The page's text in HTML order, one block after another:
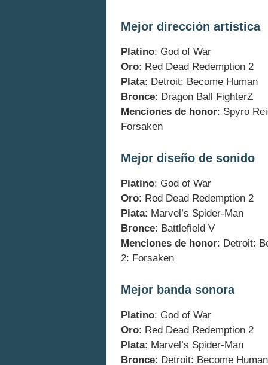
Mejor dirección artística
Platino: God of War
Oro: Red Dead Redemption 2
Plata: Detroit: Become Human
Bronce: Dragon Ball FighterZ
Menciones de honor: Spyro
Forsaken
Mejor diseño de sonido
Platino: God of War
Oro: Red Dead Redemption 2
Plata: Marvel’s Spider-Man
Bronce: Battlefield V
Menciones de honor: Detroit:
2: Forsaken
Mejor banda sonora
Platino: God of War
Oro: Red Dead Redemption 2
Plata: Marvel’s Spider-Man
Bronce: Detroit: Become Human